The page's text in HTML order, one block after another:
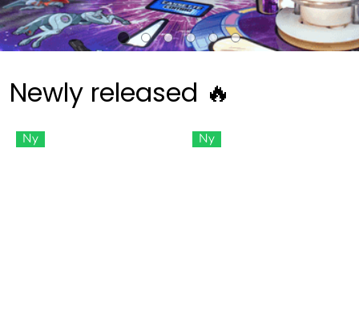
Newly released 🔥
Ny Ny